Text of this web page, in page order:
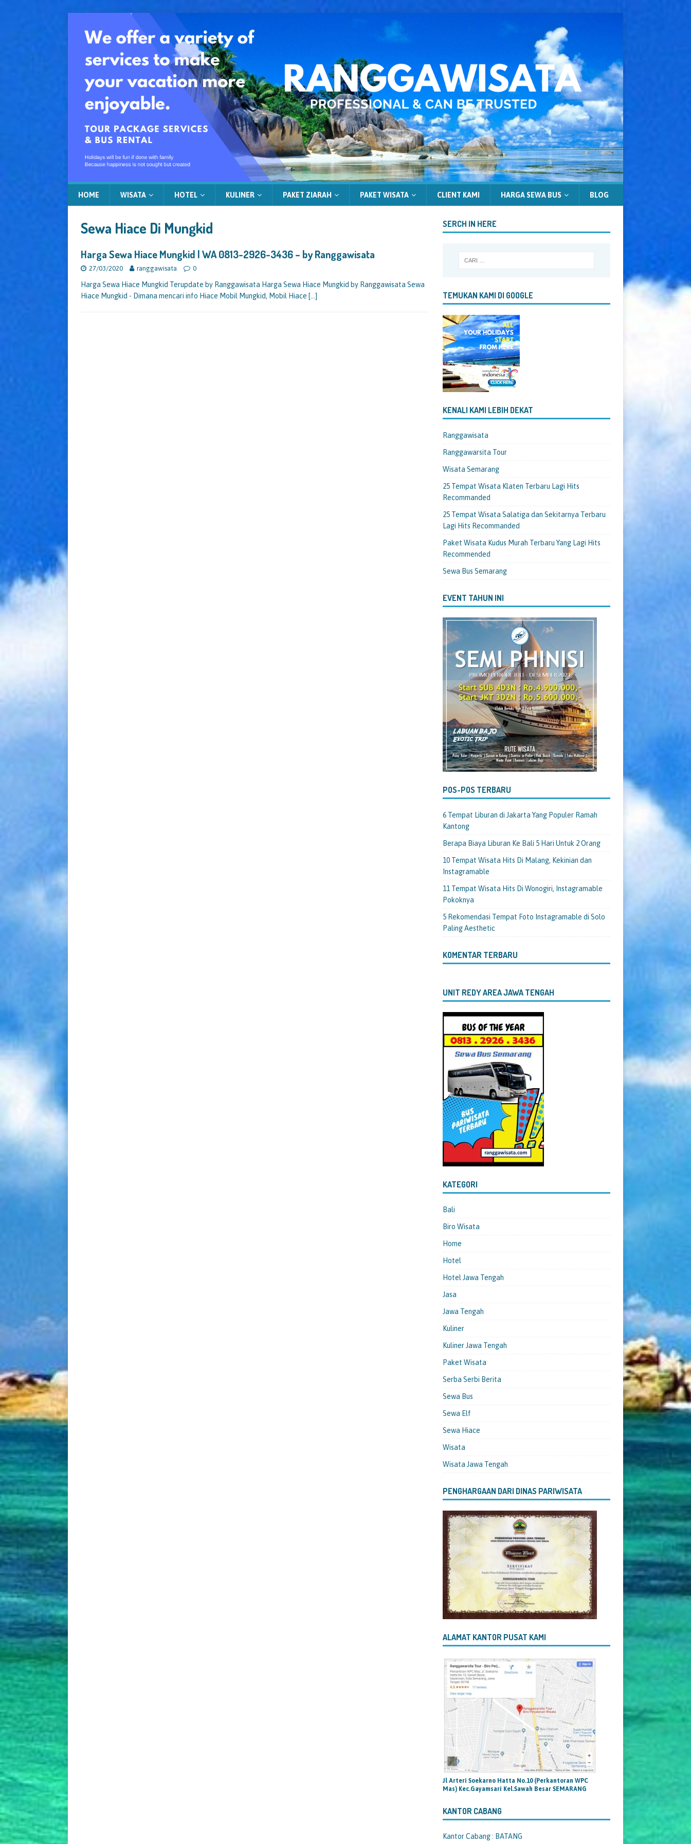
HOME WISATA HOTEL KULINER PAKET ZIARAH PAKET WISATA CLIENT KAMI HARGA SEWA BUS BLOG
Sewa Hiace Di Mungkid
Harga Sewa Hiace Mungkid | WA 0813-2926-3436 – by Ranggawisata
27/03/2020 ranggawisata 0
Harga Sewa Hiace Mungkid Terupdate by Ranggawisata Harga Sewa Hiace Mungkid by Ranggawisata Sewa
Hiace Mungkid - Dimana mencari info Hiace Mobil Mungkid, Mobil Hiace […]
SERCH IN HERE
TEMUKAN KAMI DI GOOGLE
KENALI KAMI LEBIH DEKAT
Ranggawisata
Ranggawarsita Tour
Wisata Semarang
25 Tempat Wisata Klaten Terbaru Lagi Hits
Recommanded
25 Tempat Wisata Salatiga dan Sekitarnya Terbaru
Lagi Hits Recommanded
Paket Wisata Kudus Murah Terbaru Yang Lagi Hits
Recommended
Sewa Bus Semarang
EVENT TAHUN INI
POS-POS TERBARU
6 Tempat Liburan di Jakarta Yang Populer Ramah
Kantong
Berapa Biaya Liburan Ke Bali 5 Hari Untuk 2 Orang
10 Tempat Wisata Hits Di Malang, Kekinian dan
Instagramable
11 Tempat Wisata Hits Di Wonogiri, Instagramable
Pokoknya
5 Rekomendasi Tempat Foto Instagramable di Solo
Paling Aesthetic
KOMENTAR TERBARU
UNIT REDY AREA JAWA TENGAH
KATEGORI
Bali
Biro Wisata
Home
Hotel
Hotel Jawa Tengah
Jasa
Jawa Tengah
Kuliner
Kuliner Jawa Tengah
Paket Wisata
Serba Serbi Berita
Sewa Bus
Sewa Elf
Sewa Hiace
Wisata
Wisata Jawa Tengah
PENGHARGAAN DARI DINAS PARIWISATA
ALAMAT KANTOR PUSAT KAMI
Jl Arteri Soekarno Hatta No.10 (Perkantoran WPC
Mas) Kec.Gayamsari Kel.Sawah Besar SEMARANG
KANTOR CABANG
Kantor Cabang : BATANG